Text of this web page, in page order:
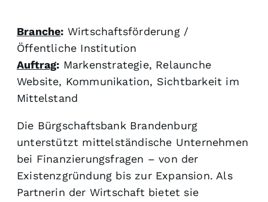
Branche: Wirtschaftsförderung /
Öffentliche Institution
Auftrag: Markenstrategie, Relaunche
Website, Kommunikation, Sichtbarkeit im
Mittelstand
Die Bürgschaftsbank Brandenburg
unterstützt mittelständische Unternehmen
bei Finanzierungsfragen – von der
Existenzgründung bis zur Expansion. Als
Partnerin der Wirtschaft bietet sie